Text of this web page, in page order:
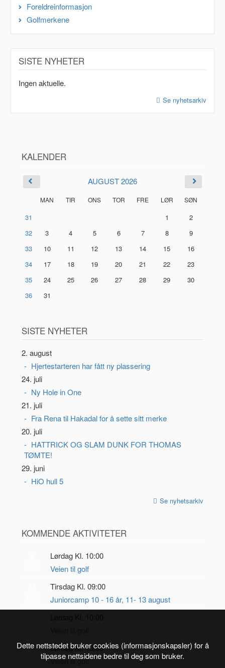
Foreldreinformasjon
Golfmerkene
SISTE NYHETER
Ingen aktuelle.
Se nyhetsarkiv
KALENDER
AUGUST 2026
MAN TIR ONS TOR FRE LØR SØN
31 1
2
32
3 4 5 6 7 8
9
33
10 11 12 13 14 15
16
34
17 18 19 20 21 22
23
35
24 25 26 27 28 29
30
36
31
SISTE NYHETER
2. august
Hjertestarteren har fått ny plassering
24. juli
Ny Hole in One
21. juli
Fra Rena til Hakadal for å sette sitt merke
20. juli
HATTRICK OG SLAM DUNK FOR THOMAS
TØMTE!
29. juni
HiO hull 5
Se nyhetsarkiv
KOMMENDE AKTIVITETER
Lørdag Kl. 10:00
Veien til golf
Tirsdag Kl. 09:00
Juniorcamp 10 - 16 år, 11- 13 august
5
Lørdag Kl. 10:00
Veien til golf
Dette nettstedet bruker cookies (informasjonskapsler) for å
tilpasse nettsidene bedre til deg som bruker.